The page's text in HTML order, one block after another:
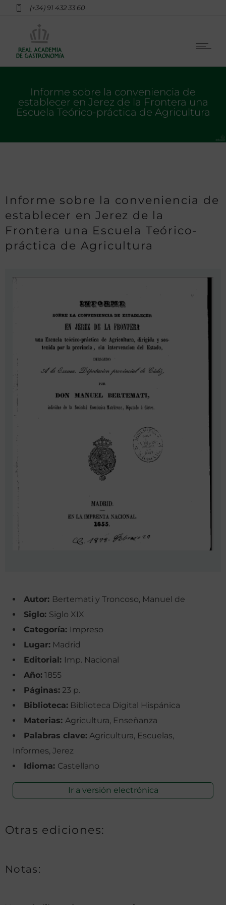
(+34) 91 432 33 60
Informe sobre la conveniencia de
establecer en Jerez de la Frontera una
Escuela Teórico-práctica de Agricultura
Informe sobre la conveniencia de
establecer en Jerez de la
Frontera una Escuela Teórico-
práctica de Agricultura
Autor: Bertemati y Troncoso, Manuel de
Siglo: Siglo XIX
Categoría: Impreso
Lugar: Madrid
Editorial: Imp. Nacional
Año: 1855
Páginas: 23 p.
Biblioteca: Biblioteca Digital Hispánica
Materias: Agricultura, Enseñanza
Palabras clave: Agricultura, Escuelas,
Informes, Jerez
Idioma: Castellano
Ir a versión electrónica
Otras ediciones:
Notas: